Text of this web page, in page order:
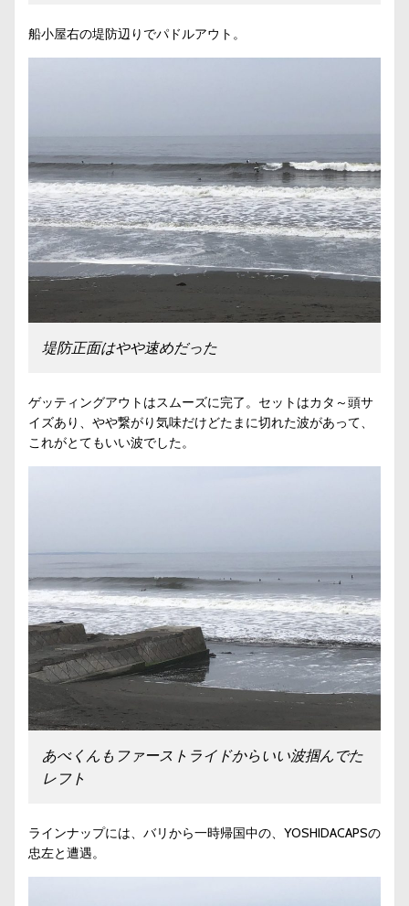
船小屋右の堤防辺りでパドルアウト。
堤防正面はやや速めだった
ゲッティングアウトはスムーズに完了。セットはカタ～頭サ
イズあり、やや繋がり気味だけどたまに切れた波があって、
これがとてもいい波でした。
あべくんもファーストライドからいい波掴んでた
レフト
ラインナップには、バリから一時帰国中の、YOSHIDACAPSの
忠左と遭遇。